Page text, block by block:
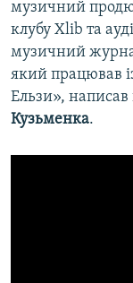
музичний
клубу Xlib та
музичний
який працював
Ельзи», написав
Кузьменка.